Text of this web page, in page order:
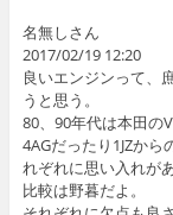
名無しさん
2017/02/19 12:20
良いエンジンって、
うと思う。
80、90年代は本田の
4AGだったり1JZから
れぞれに思い入れが
比較は野暮だよ。